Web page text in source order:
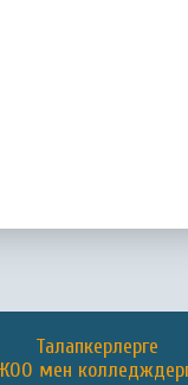
Талапкерлерге
мен